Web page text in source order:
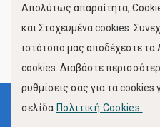
FOLLOW US
Όροι Χρήσης
Απολύτως απαραίτητα,
και Στοχευμένα cookies.
ιστότοπο μας αποδέχεστε
cookies. Διαβάστε
ρυθμίσεις σας για τα cookies
σελίδα Πολιτική Cookies.